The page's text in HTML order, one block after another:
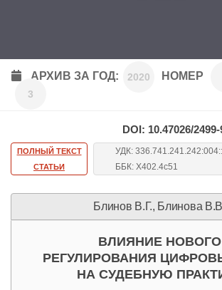
АрхивАРХИВ ЗА ГОД: 2020 НОМЕР
3
DOI: 10.47026/
ПОЛНЫЙ ТЕКСТ
СТАТЬИ
УДК:
ББК: Х402.4с51
Блинов В.Г., Блинова
ВЛИЯНИЕ НОВОГО
РЕГУЛИРОВАНИЯ
НА СУДЕБНУЮ